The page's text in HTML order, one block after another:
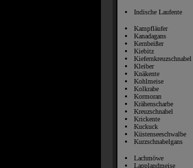
Indische Laufente
Kampfläufer
Kanadagans
Kernbeißer
Kiebitz
Kiefernkreuzschnabel
Kleiber
Knäkente
Kohlmeise
Kolkrabe
Kormoran
Krähenscharbe
Kreuzschnabel
Krickente
Kuckuck
Küstenseeschwalbe
Kurzschnabelgans
Lachmöwe
Lapplandmeise